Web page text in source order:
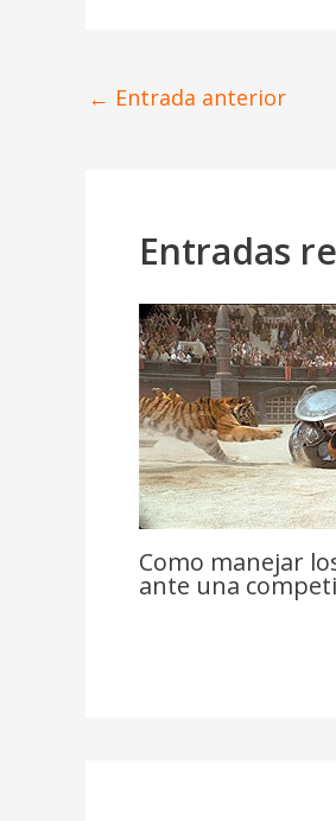
← Entrada anterior
Entradas
Como manejar
ante una